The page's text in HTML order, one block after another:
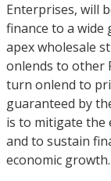
Enterprises, will
finance to a
apex wholesale
onlends to other
turn onlend to
guaranteed by
is to mitigate the
and to sustain
economic growth.